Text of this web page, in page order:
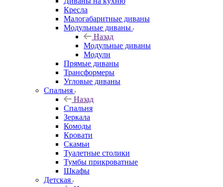
Кресла
Малогабаритные диваны
Модульные диваны
Назад
Модульные диваны
Модули
Прямые диваны
Трансформеры
Угловые диваны
Спальня
Назад
Спальня
Зеркала
Комоды
Кровати
Скамьи
Туалетные столики
Тумбы прикроватные
Шкафы
Детская